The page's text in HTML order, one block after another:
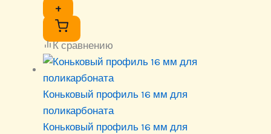
+
К сравнению
Коньковый профиль 16 мм для
поликарбоната
Коньковый профиль 16 мм для